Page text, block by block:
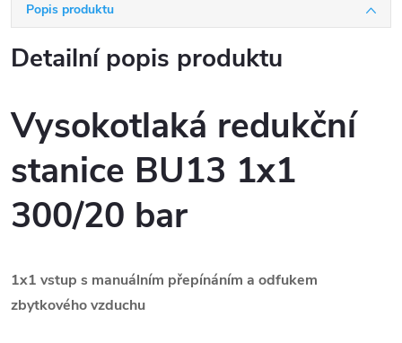
Popis produktu
Detailní popis produktu
Vysokotlaká redukční
stanice BU13 1x1
300/20 bar
1x1 vstup s manuálním přepínáním a odfukem
zbytkového vzduchu